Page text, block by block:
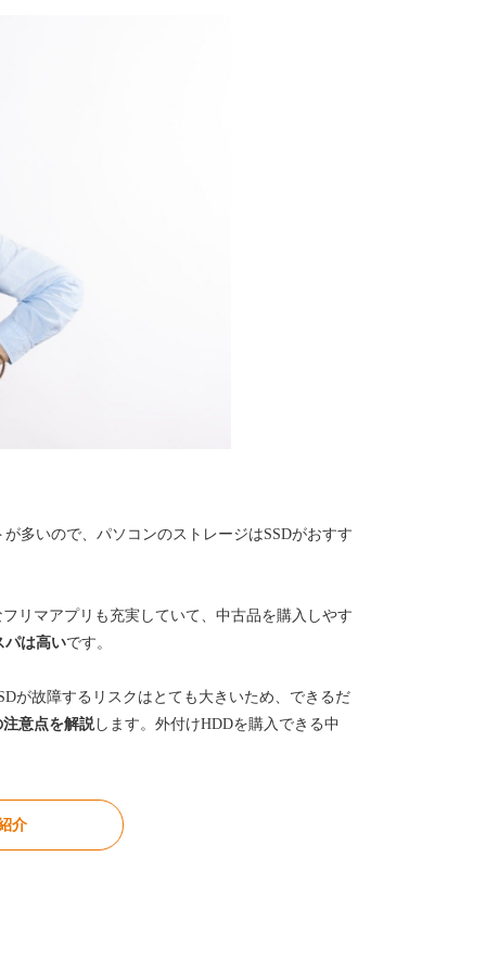
多いので、パソコンのストレージはSSDがおすす
リマアプリも充実していて、中古品を購入しやす
パは高いです。
が故障するリスクはとても大きいため、できるだ
意点を解説します。外付けHDDを購入できる中
介